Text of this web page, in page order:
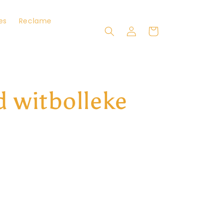
Reclame
Inloggen
Winkelwagen
witbolleke